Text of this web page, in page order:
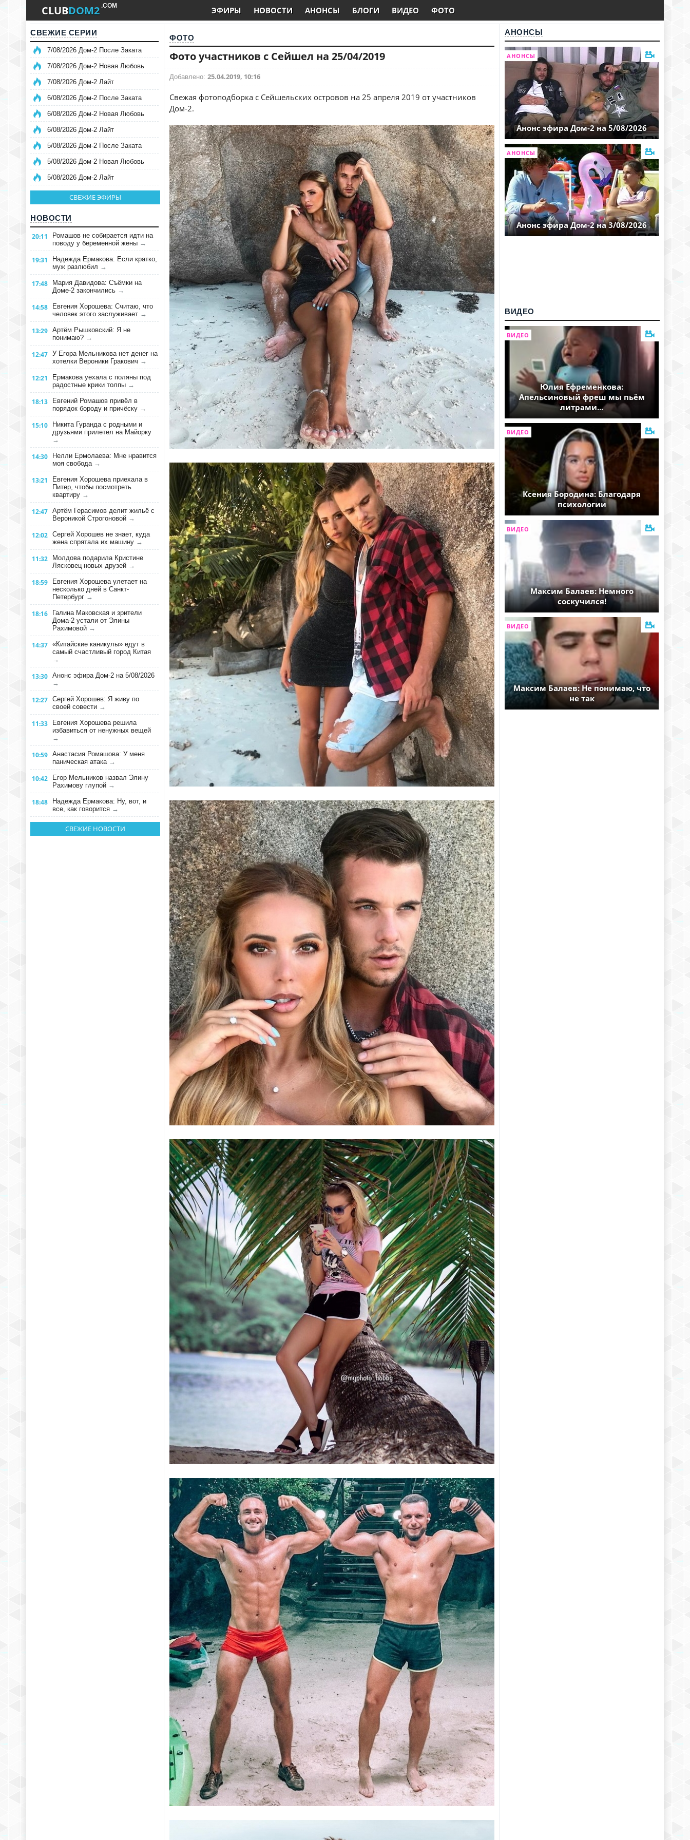
CLUBDOM2 .COM ЭФИРЫ НОВОСТИ АНОНСЫ БЛОГИ ВИДЕО ФОТО
СВЕЖИЕ СЕРИИ
7/08/2026 Дом-2 После Заката
7/08/2026 Дом-2 Новая Любовь
7/08/2026 Дом-2 Лайт
6/08/2026 Дом-2 После Заката
6/08/2026 Дом-2 Новая Любовь
6/08/2026 Дом-2 Лайт
5/08/2026 Дом-2 После Заката
5/08/2026 Дом-2 Новая Любовь
5/08/2026 Дом-2 Лайт
СВЕЖИЕ ЭФИРЫ
НОВОСТИ
20:11
Ромашов не собирается идти на
поводу у беременной жены →
19:31
Надежда Ермакова: Если кратко,
муж разлюбил →
17:48
Мария Давидова: Съёмки на
Доме-2 закончились →
14:58
Евгения Хорошева: Считаю, что
человек этого заслуживает →
13:29 Артём Рышковский: Я не
понимаю? →
12:47 У Егора Мельникова нет денег на
хотелки Вероники Гракович →
12:21
Ермакова уехала с поляны под
радостные крики толпы →
18:13
Евгений Ромашов привёл в
порядок бороду и причёску →
15:10
Никита Гуранда с родными и
друзьями прилетел на Майорку
→
14:30
Нелли Ермолаева: Мне нравится
моя свобода →
13:21
Евгения Хорошева приехала в
Питер, чтобы посмотреть
квартиру →
12:47 Артём Герасимов делит жильё с
Вероникой Строгоновой →
12:02 Сергей Хорошев не знает, куда
жена спрятала их машину →
11:32
Молдова подарила Кристине
Лясковец новых друзей →
18:59
Евгения Хорошева улетает на
несколько дней в Санкт-
Петербург →
18:16
Галина Маковская и зрители
Дома-2 устали от Элины
Рахимовой →
14:37 «Китайские каникулы» едут в
самый счастливый город Китая
→
13:30 Анонс эфира Дом-2 на 5/08/2026
→
12:27 Сергей Хорошев: Я живу по
своей совести →
11:33
Евгения Хорошева решила
избавиться от ненужных вещей
→
10:59 Анастасия Ромашова: У меня
паническая атака →
10:42
Егор Мельников назвал Элину
Рахимову глупой →
18:48
Надежда Ермакова: Ну, вот, и
все, как говорится →
СВЕЖИЕ НОВОСТИ
ФОТО
Фото участников с Сейшел на 25/04/2019
Добавлено: 25.04.2019, 10:16
Свежая фотоподборка с Сейшельских островов на 25 апреля 2019 от участников
Дом-2.
АНОНСЫ
АНОНСЫ
Анонс эфира Дом-2 на 5/08/2026
АНОНСЫ
Анонс эфира Дом-2 на 3/08/2026
ВИДЕО
ВИДЕО
Юлия Ефременкова:
Апельсиновый фреш мы пьём
литрами...
ВИДЕО
Ксения Бородина: Благодаря
психологии
ВИДЕО
Максим Балаев: Немного
соскучился!
ВИДЕО
Максим Балаев: Не понимаю, что
не так